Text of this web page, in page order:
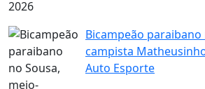
Bicampeão paraibano
campista
Auto Esporte